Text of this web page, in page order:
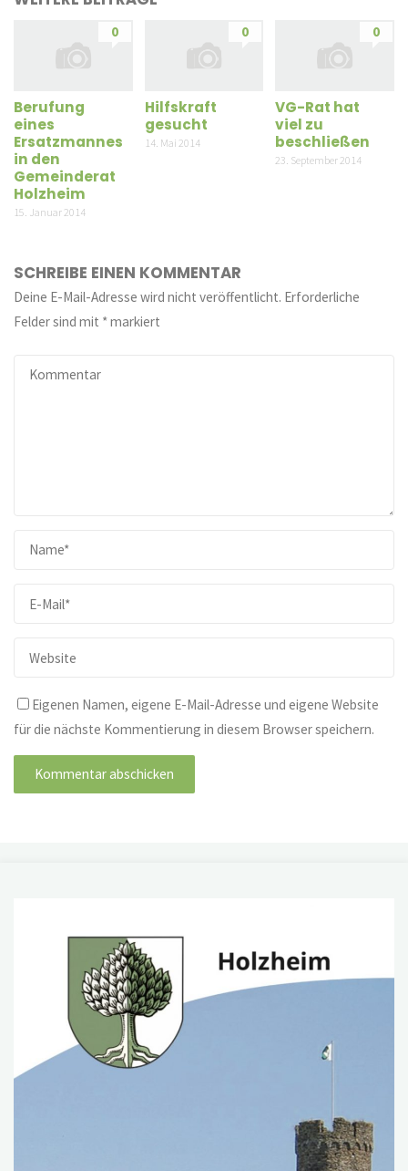
0
Berufung
eines
Ersatzmannes
in den
Gemeinderat
Holzheim
15. Januar 2014
0
Hilfskraft
gesucht
14. Mai 2014
0
VG-Rat hat
viel zu
beschließen
23. September 2014
SCHREIBE EINEN KOMMENTAR
Deine E-Mail-Adresse wird nicht veröffentlicht. Erforderliche
Felder sind mit *markiert
Eigenen Namen, eigene E-Mail-Adresse und eigene Website
für die nächste Kommentierung in diesem Browser speichern.